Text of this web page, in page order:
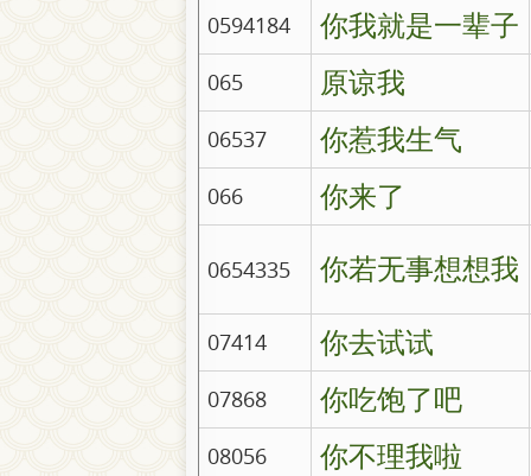
0594184 你我就是一辈子
065 原谅我
06537 你惹我生气
066 你来了
0654335 你若无事想想我
07414 你去试试
07868 你吃饱了吧
08056 你不理我啦